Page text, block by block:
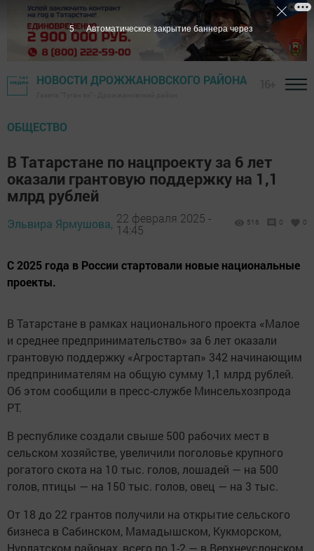
НОВОСТИ ДРОЖЖАНОВСКОГО РАЙОНА
ОБЩЕСТВО
В Татарстане по нацпроекту за 6 лет
оказали грантовую поддержку на 1,1
млрд рублей
Эльвира Ярмушова, 22 февраля 2025 -
14:45
516 0 0
С 2025 года в России стартовали новые национальные
проекты.
В Татарстане в рамках национального проекта «Малое
и среднее предпринимательство» за 6 лет оказали
грантовую поддержку «Агростартап» 342 начинающим
предпринимателям на общую сумму 1,1 млрд рублей.
Об этом сообщили в пресс-службе Минсельхозпрода
РТ.
В республике создали свыше 500 рабочих мест в
сельском хозяйстве, увеличили поголовье крупного
рогатого скота на 10 тыс. голов, лошадей — на 500
голов, птицы — на 150 тыс. голов, овец — на 3 тыс.
От 18 до 22 грантов получили на открытие сельского
бизнеса в Сабинском, Мамадышском, Кукморском,
4 Автоматическое закрытие баннера через